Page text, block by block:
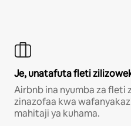
Je, unatafuta fleti
Airbnb ina nyumba za fleti
zinazofaa kwa
mahitaji ya kuhama.